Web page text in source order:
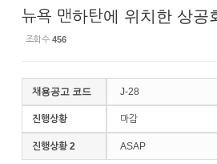
뉴욕 맨하탄에 위치한 상공
조회 수 456
채용공고 코드 J-28
진행상황 마감
진행상황 2 ASAP